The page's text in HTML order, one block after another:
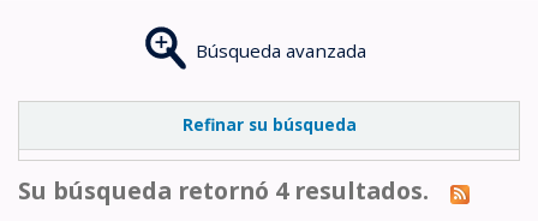
Búsqueda avanzada
Refinar su búsqueda
Su búsqueda retornó 4 resultados.